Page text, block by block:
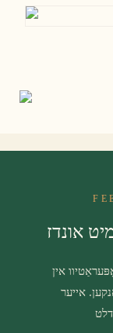
אונדז
אין
אייער